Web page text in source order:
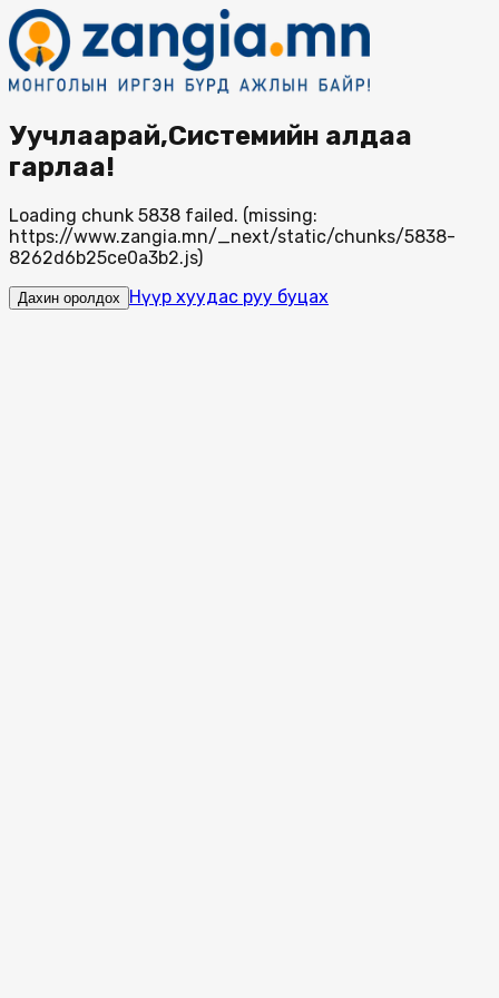
Уучлаарай,Системийн алдаа
гарлаа!
Loading chunk 5838 failed. (missing:
https://www.zangia.mn/_next/static/chunks/5838-
8262d6b25ce0a3b2.js)
Дахин оролдох Нүүр хуудас руу буцах